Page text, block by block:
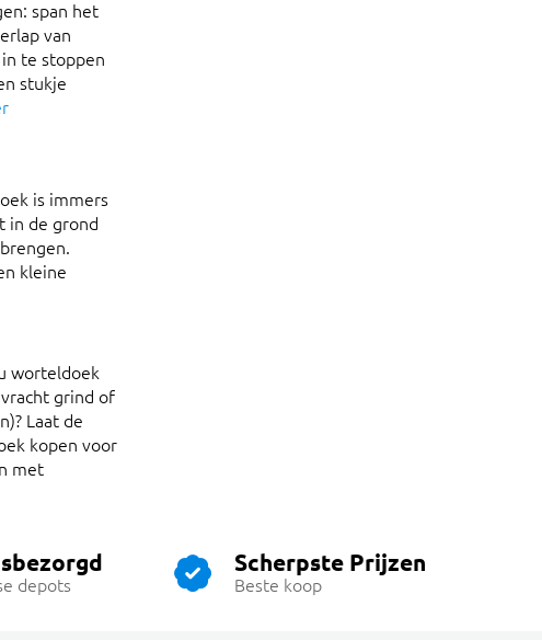
span het
van
te stoppen
stukje
is immers
in de grond
kleine
worteldoek
grind of
Laat de
kopen voor
met
depots
Scherpste Prijzen
Beste koop